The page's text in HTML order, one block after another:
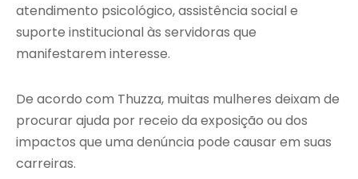
atendimento psicológico, assistência social e
suporte institucional às servidoras que
manifestarem interesse.
De acordo com Thuzza, muitas mulheres deixam de
procurar ajuda por receio da exposição ou dos
impactos que uma denúncia pode causar em suas
carreiras.